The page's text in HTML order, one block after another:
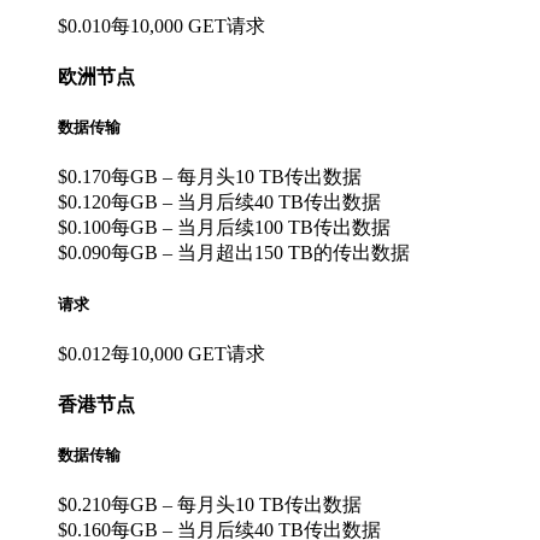
$0.010每10,000 GET请求
欧洲节点
数据传输
$0.170每GB – 每月头10 TB传出数据
$0.120每GB – 当月后续40 TB传出数据
$0.100每GB – 当月后续100 TB传出数据
$0.090每GB – 当月超出150 TB的传出数据
请求
$0.012每10,000 GET请求
香港节点
数据传输
$0.210每GB – 每月头10 TB传出数据
$0.160每GB – 当月后续40 TB传出数据